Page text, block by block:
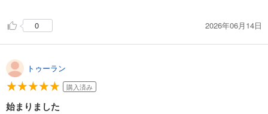
タジー作品の新星誕生です！！
0 2026年06月14日
トゥーラン
購入済み
始まりました